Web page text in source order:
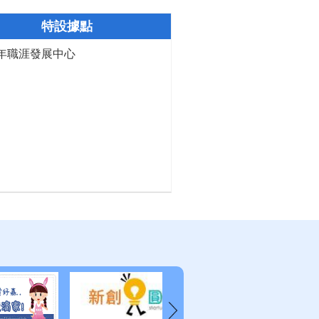
特設據點
職涯發展中心